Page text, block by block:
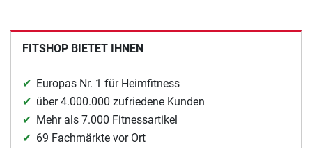
FITSHOP BIETET IHNEN
Europas Nr. 1 für Heimfitness
über 4.000.000 zufriedene Kunden
Mehr als 7.000 Fitnessartikel
69 Fachmärkte vor Ort